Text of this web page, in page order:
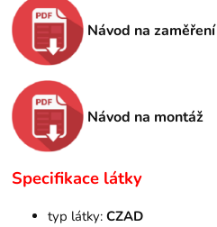
Návod na zaměření
Návod na montáž
Specifikace látky
typ látky:CZAD